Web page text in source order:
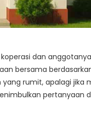
dan
bersama
rumit, apalagi jika
pertanyaan